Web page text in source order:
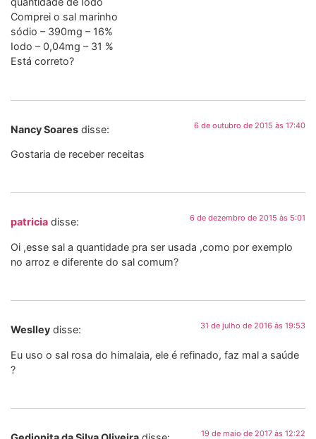
Comprei o sal marinho
sódio – 390mg – 16%
Iodo – 0,04mg – 31 %
Está correto?
Nancy Soares disse: 6 de outubro de 2015 às 17:40
Gostaria de receber receitas
patricia disse: 6 de dezembro de 2015 às 5:01
Oi ,esse sal a quantidade pra ser usada ,como por exemplo
no arroz e diferente do sal comum?
Weslley disse: 31 de julho de 2016 às 19:53
Eu uso o sal rosa do himalaia, ele é refinado, faz mal a saúde
?
19 de maio de 2017 às 12:22